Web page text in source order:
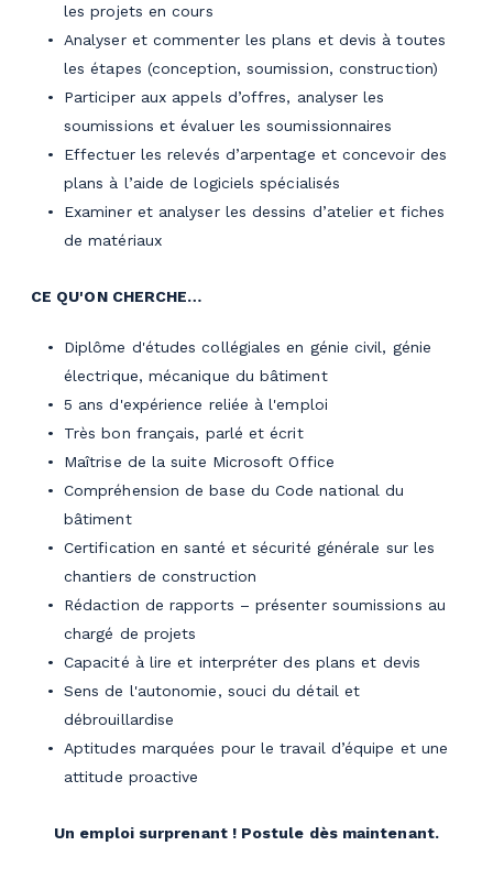
les projets en cours
Analyser et commenter les plans et devis à toutes
les étapes (conception, soumission, construction)
Participer aux appels d’offres, analyser les
soumissions et évaluer les soumissionnaires
Effectuer les relevés d’arpentage et concevoir des
plans à l’aide de logiciels spécialisés
Examiner et analyser les dessins d’atelier et fiches
de matériaux
CE QU'ON CHERCHE…
Diplôme d'études collégiales en génie civil, génie
électrique, mécanique du bâtiment
5 ans d'expérience reliée à l'emploi
Très bon français, parlé et écrit
Maîtrise de la suite Microsoft Office
Compréhension de base du Code national du
bâtiment
Certification en santé et sécurité générale sur les
chantiers de construction
Rédaction de rapports – présenter soumissions au
chargé de projets
Capacité à lire et interpréter des plans et devis
Sens de l'autonomie, souci du détail et
débrouillardise
Aptitudes marquées pour le travail d’équipe et une
attitude proactive
Un emploi surprenant ! Postule dès maintenant.